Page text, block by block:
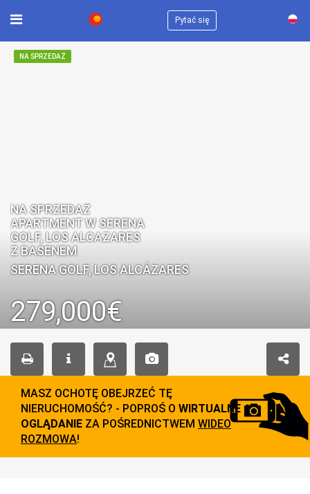
Pytać się
NA SPRZEDAŻ
NA SPRZEDAŻ
APARTMENT W SERENA
GOLF, LOS ALCAZARES
Z BASENEM
SERENA GOLF, LOS ALCÁZARES
279,000€
MASZ OCHOTĘ OBEJRZEĆ TĘ
NIERUCHOMOŚĆ? - POPROŚ O WIRTUALNE
OGLĄDANIE ZA POŚREDNICTWEM WIDEO
ROZMOWA!